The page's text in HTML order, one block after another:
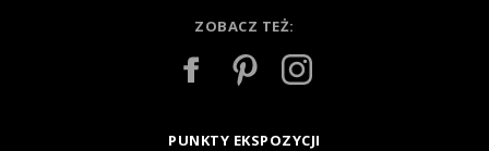
ZOBACZ TEŻ:
PUNKTY EKSPOZYCJI